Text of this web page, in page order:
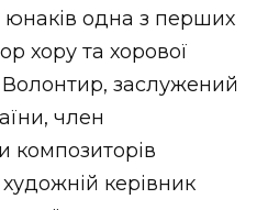
юнаків одна з перших
хору та хорової
заслужений
член
композиторів
керівник